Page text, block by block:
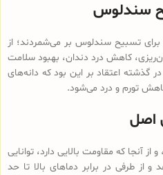
سندلوس
برای تسبیح سندلوس بر می‌شمردند؛ از
کاهش درد دندان، بهبود سلامت
گذشته اعتقاد بر این بود که دانه‌های
تورم و درد می‌شود.
اصل
که مقاومت بالایی دارد، توانایی
از طرفی در برابر دماهای بالا تا حد